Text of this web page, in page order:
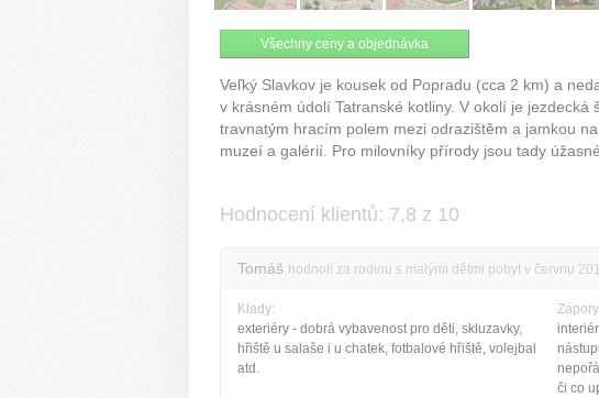
Všechny ceny a objednávka
Veľký Slavkov je kousek od Popradu (cca 2 km) a
v krásném údolí Tatranské kotliny. V okolí je jezdecká
travnatým hracím polem mezi odrazištěm a jamkou
muzeí a galérií. Pro milovníky přírody jsou tady
Hodnocení klientů: 7,8 z 10
Tomáš hodnotí za rodinu s malými dětmi pobyt v červnu
Klady:
exteriéry - dobrá vybavenost pro děti, skluzavky,
hřiště u salaše i u chatek, fotbalové hřiště, volejbal
atd.
či co